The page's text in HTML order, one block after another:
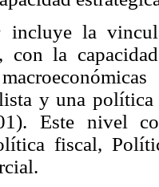
incluye la
con la
y una
Este nivel
fiscal,